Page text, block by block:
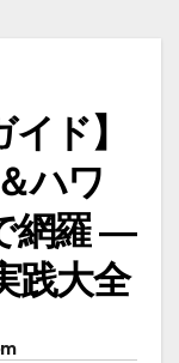
ド】
ハワ
網羅 ―
践大全